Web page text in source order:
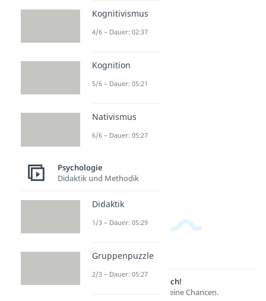
Lernen lohnt sich!
Entdecke hier deine Chancen.
Kognitivismus
4/6 – Dauer: 02:37
Kognition
5/6 – Dauer: 05:21
Nativismus
6/6 – Dauer: 05:27
Psychologie
Didaktik und Methodik
Didaktik
1/3 – Dauer: 05:29
Gruppenpuzzle
2/3 – Dauer: 05:27